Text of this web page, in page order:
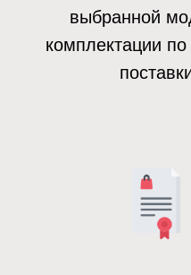
выбранной
комплектации по